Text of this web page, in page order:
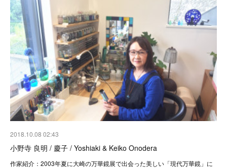
2018.10.08 02:43
小野寺 良明 / 慶子 / Yoshiaki & Keiko Onodera
作家紹介：2003年夏に大崎の万華鏡展で出会った美しい「現代万華鏡」に